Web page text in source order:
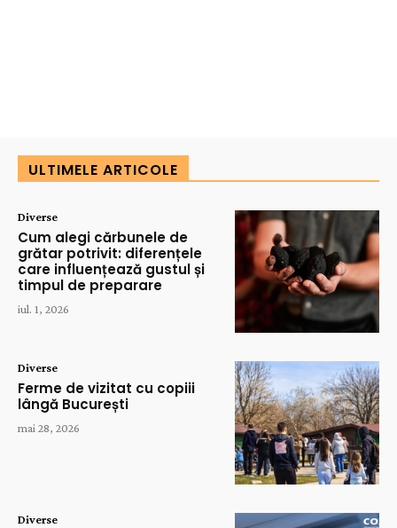
ULTIMELE ARTICOLE
Diverse
Cum alegi cărbunele de
grătar potrivit: diferențele
care influențează gustul și
timpul de preparare
iul. 1, 2026
Diverse
Ferme de vizitat cu copiii
lângă București
mai 28, 2026
Diverse